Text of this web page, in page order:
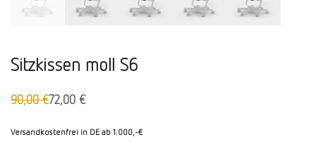
Sitzkissen moll S6
90,00€
Ursprünglicher
war:
72,00 €
Aktueller
ist:
Versandkostenfrei in DE ab 1.000,-€